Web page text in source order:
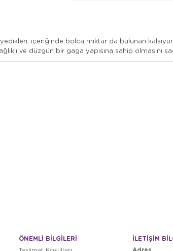
içeriğinde bolca miktar da bulunan
ve düzgün bir gaga yapısına sahip olmasını
ÖNEMLİ BİLGİLERİ
İLETİŞİM